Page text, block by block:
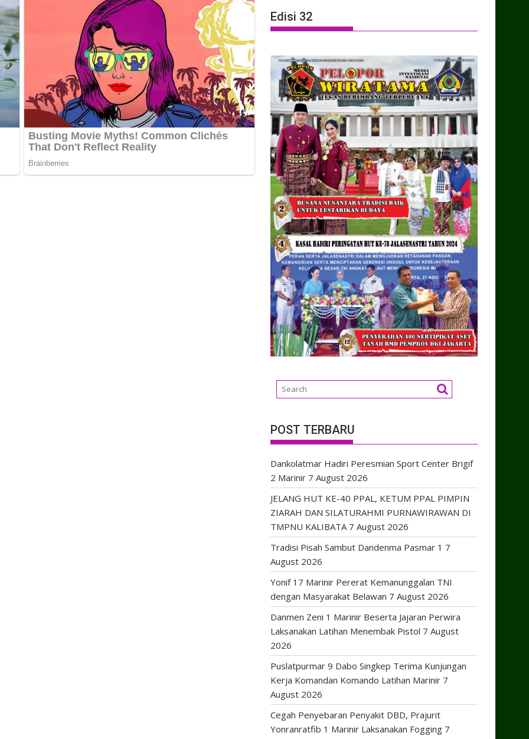
Edisi 32
POST TERBARU
Dankolatmar Hadiri Peresmian Sport Center Brigif
2 Marinir 7 August 2026
JELANG HUT KE-40 PPAL, KETUM PPAL PIMPIN
ZIARAH DAN SILATURAHMI PURNAWIRAWAN DI
TMPNU KALIBATA 7 August 2026
Tradisi Pisah Sambut Dandenma Pasmar 1 7
August 2026
Yonif 17 Marinir Pererat Kemanunggalan TNI
dengan Masyarakat Belawan 7 August 2026
Danmen Zeni 1 Marinir Beserta Jajaran Perwira
Laksanakan Latihan Menembak Pistol 7 August
2026
Puslatpurmar 9 Dabo Singkep Terima Kunjungan
Kerja Komandan Komando Latihan Marinir 7
August 2026
Cegah Penyebaran Penyakit DBD, Prajurit
Yonranratfib 1 Marinir Laksanakan Fogging 7